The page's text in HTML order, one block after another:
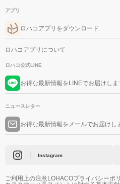
アプリ
ロハコアプリをダウンロード
ロハコアプリについて
ロハコ公式LINE
お得な最新情報をLINEでお届けしま
ニュースレター
お得な最新情報をメールでお届けし
Instagram
ご利用上の注意LOHACOプライバシーポ